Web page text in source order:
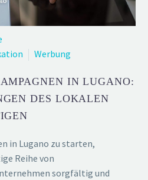
Werbung
IN LUGANO:
DES LOKALEN
in Lugano zu starten,
Reihe von
sorgfältig und